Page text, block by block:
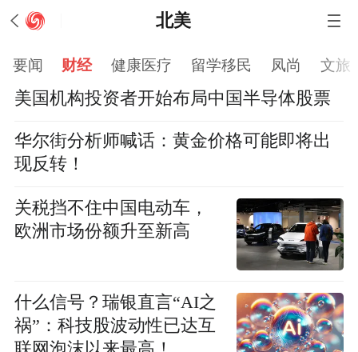
北美
要闻 财经 健康医疗 留学移民 凤尚 文旅
美国机构投资者开始布局中国半导体股票
华尔街分析师喊话：黄金价格可能即将出
现反转！
关税挡不住中国电动车，
欧洲市场份额升至新高
什么信号？瑞银直言“AI之
祸”：科技股波动性已达互